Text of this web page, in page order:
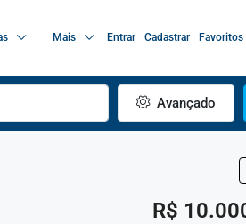
Mais Entrar Cadastrar Favoritos
Avançado
R$